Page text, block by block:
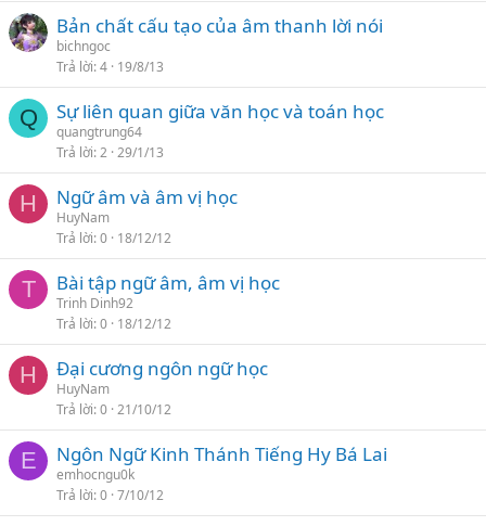
Bản chất cấu tạo của âm thanh lời nói
bichngoc
Trả lời 4 19/8/13
Q Sự liên quan giữa văn học và toán học
quangtrung64
Trả lời 2 29/1/13
H Ngữ âm và âm vị học
HuyNam
Trả lời 0 18/12/12
T Bài tập ngữ âm, âm vị học
Trinh Dinh92
Trả lời 0 18/12/12
H Đại cương ngôn ngữ học
HuyNam
Trả lời 0 21/10/12
E Ngôn Ngữ Kinh Thánh Tiếng Hy Bá Lai
emhocngu0k
Trả lời 0 7/10/12